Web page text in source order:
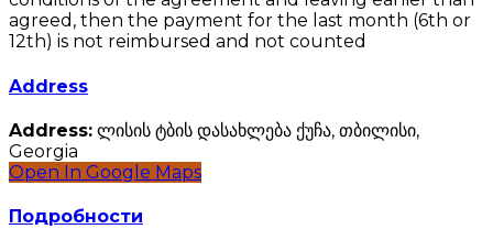
agreed, then the payment for the last month (6th or
12th) is not reimbursed and not counted
Address
Address: ლისის ტბის დასახლება ქუჩა, თბილისი,
Georgia
Open In Google Maps
Подробности